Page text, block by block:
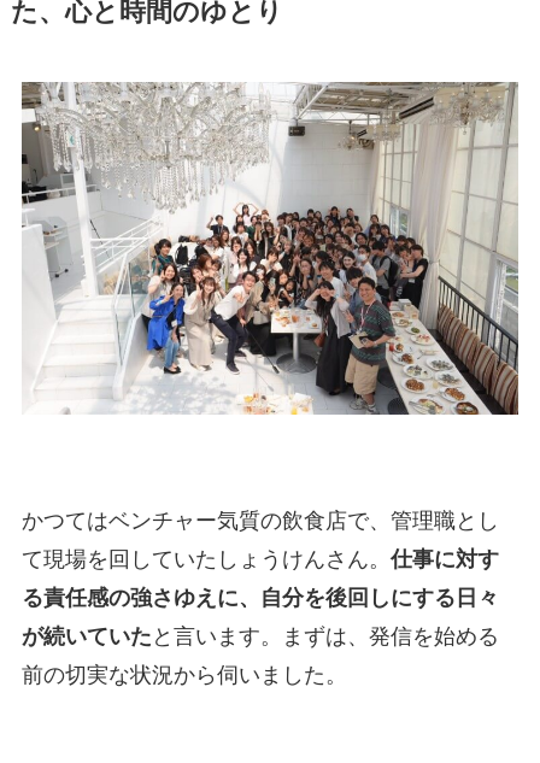
た、心と時間のゆとり
かつてはベンチャー気質の飲食店で、管理職とし
て現場を回していたしょうけんさん。 仕事に対す
る責任感の強さゆえに、自分を後回しにする日々
が続いていた と言います。まずは、発信を始める
前の切実な状況から伺いました。